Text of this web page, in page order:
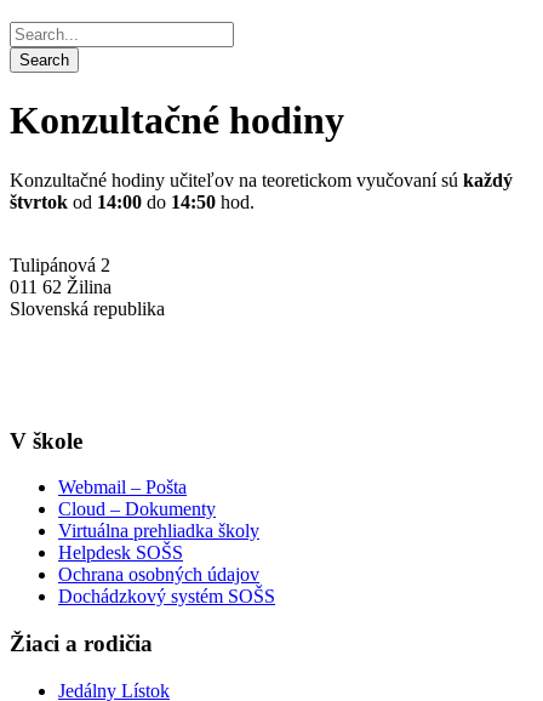
Konzultačné hodiny
Konzultačné hodiny učiteľov na teoretickom vyučovaní sú každý
štvrtok od 14:00 do 14:50 hod.
Tulipánová 2
011 62 Žilina
Slovenská republika
V škole
Webmail – Pošta
Cloud – Dokumenty
Virtuálna prehliadka školy
Helpdesk SOŠS
Ochrana osobných údajov
Dochádzkový systém SOŠS
Žiaci a rodičia
Jedálny Lístok